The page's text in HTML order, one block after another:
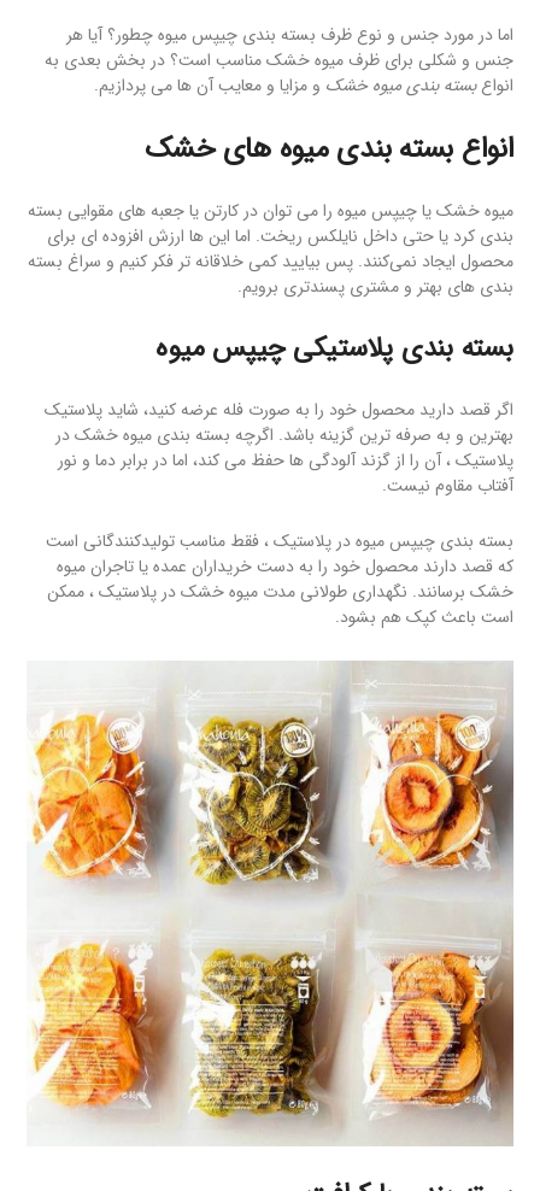
اما در مورد جنس و نوع ظرف بسته بندی چیپس میوه چطور؟ آیا هر
جنس و شکلی برای ظرف میوه خشک مناسب است؟ در بخش بعدی به
انواعبسته بندی میوه خشک و مزایا و معایب آن ها می پردازیم.
انواع بسته بندی میوه های خشک
میوه خشک یا چیپس میوه را می توان در کارتن یا جعبه های مقوایی بسته
بندی کرد یا حتی داخل نایلکس ریخت. اما این ها ارزش افزوده ای برای
محصول ایجاد نمی‌کنند. پس بیایید کمی خلاقانه تر فکر کنیم و سراغ بسته
بندی های بهتر و مشتری پسند‌تری برویم.
بسته بندی پلاستیکی چیپس میوه
اگر قصد دارید محصول خود را به صورت فله عرضه کنید، شاید پلاستیک
بهترین و به صرفه ترین گزینه باشد. اگرچه بسته بندی میوه خشک در
پلاستیک ، آن را از گزند آلودگی ها حفظ می کند، اما در برابر دما و نور
آفتاب مقاوم نیست.
بسته بندی چیپس میوه در پلاستیک ، فقط مناسب تولیدکنندگانی است
که قصد دارند محصول خود را به دست خریداران عمده یا تاجران میوه
خشک برسانند. نگهداری طولانی مدت میوه خشک در پلاستیک ، ممکن
است باعث کپک هم بشود.